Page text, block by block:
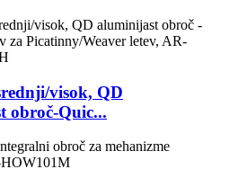
visok, QD
obroč-Quic...